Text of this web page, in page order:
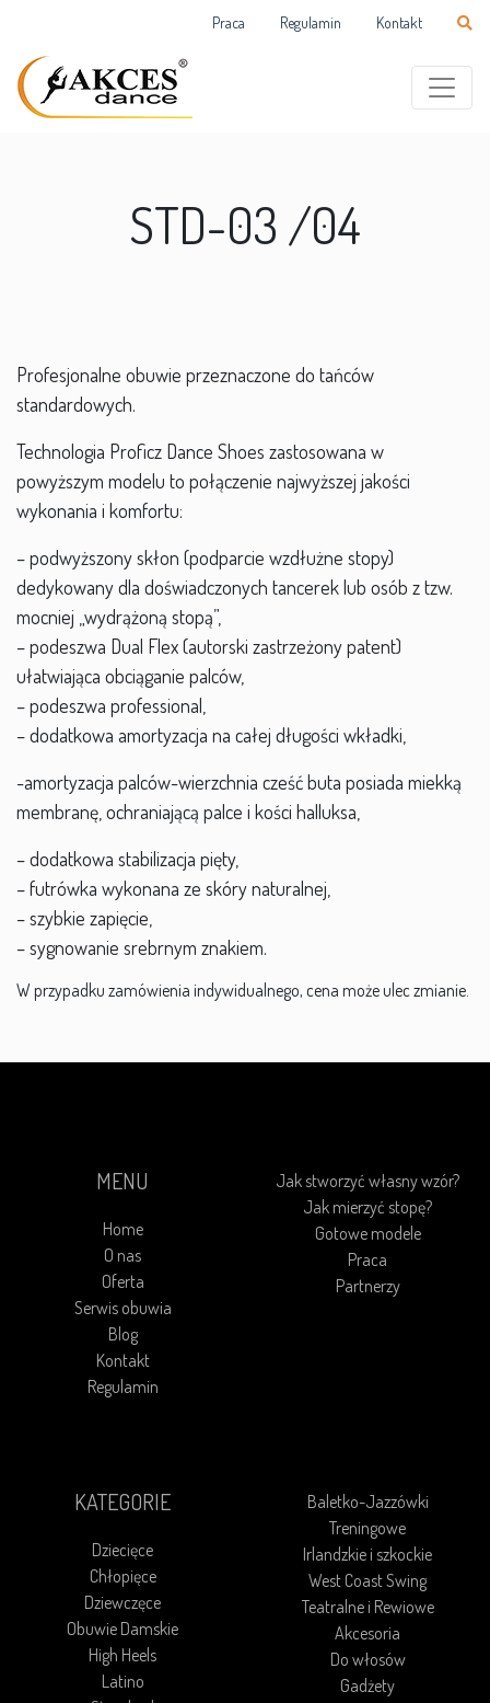
Praca Regulamin Kontakt
STD-03 /04
Profesjonalne obuwie przeznaczone do tańców
standardowych.
Technologia Proficz Dance Shoes zastosowana w
powyższym modelu to połączenie najwyższej jakości
wykonania i komfortu:
– podwyższony skłon (podparcie wzdłużne stopy)
dedykowany dla doświadczonych tancerek lub osób z tzw.
mocniej „wydrążoną stopą”,
– podeszwa Dual Flex (autorski zastrzeżony patent)
ułatwiająca obciąganie palców,
– podeszwa professional,
– dodatkowa amortyzacja na całej długości wkładki,
-amortyzacja palców-wierzchnia cześć buta posiada miekką
membranę, ochraniającą palce i kości halluksa,
– dodatkowa stabilizacja pięty,
– futrówka wykonana ze skóry naturalnej,
– szybkie zapięcie,
– sygnowanie srebrnym znakiem.
W przypadku zamówienia indywidualnego, cena może ulec zmianie.
MENU
Home
O nas
Oferta
Serwis obuwia
Blog
Kontakt
Regulamin
Jak stworzyć własny wzór?
Jak mierzyć stopę?
Gotowe modele
Praca
Partnerzy
KATEGORIE
Dziecięce
Chłopięce
Dziewczęce
Obuwie Damskie
High Heels
Latino
Baletko-Jazzówki
Treningowe
Irlandzkie i szkockie
West Coast Swing
Teatralne i Rewiowe
Akcesoria
Do włosów
Gadżety